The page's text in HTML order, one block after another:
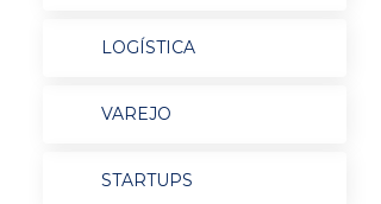
LOGÍSTICA
VAREJO
STARTUPS